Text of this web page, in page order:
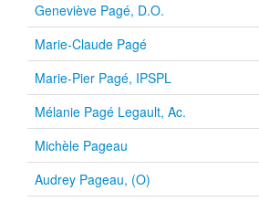
Geneviève Pagé, D.O.
Marie-Claude Pagé
Marie-Pier Pagé, IPSPL
Mélanie Pagé Legault, Ac.
Michèle Pageau
Audrey Pageau, (O)